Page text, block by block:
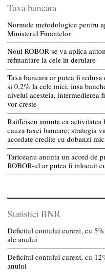
Taxa bancara
Normele metodologice pentru
Ministerul Finantelor
Noul ROBOR se va aplica
refinantare la cele in derulare
Taxa bancara ar putea fi
si 0,2% la cele mici, insa
nivelul acesteia, intermedierea
vor creste
Raiffeisen anunta ca
cauza taxei bancare; strategia
acordate credite cu dobanzi
Tariceanu anunta un acord de
ROBOR-ul ar putea fi inlocuit
Statistici BNR
Deficitul contului curent, cu
ale anului
Deficitul contului curent, cu
anului